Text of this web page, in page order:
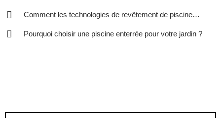
Comment les technologies de revêtement de piscine
Pourquoi choisir une piscine enterrée pour votre jardin ?